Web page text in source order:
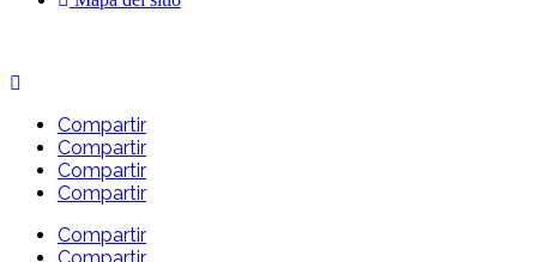
Compartir
Compartir
Compartir
Compartir
Compartir